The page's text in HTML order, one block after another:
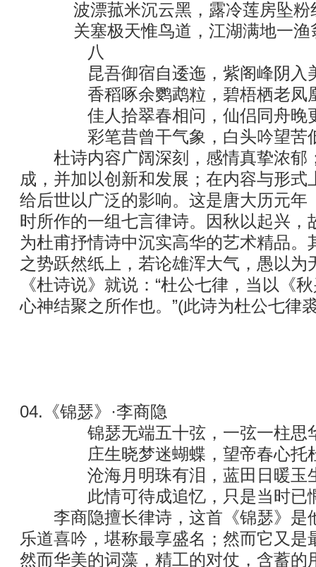
波漂菰米沉云黑，露冷莲房
关塞极天惟鸟道，江湖满地一渔
八
昆吾御宿自逶迤，紫阁峰阴入
香稻啄余鹦鹉粒，碧梧栖老凤
佳人拾翠春相问，仙侣同舟晚
彩笔昔曾干气象，白头吟望苦
杜诗内容广阔深刻，感情真挚浓郁
成，并加以创新和发展；在内容与形式
给后世以广泛的影响。这是唐大历元年
时所作的一组七言律诗。因秋以起兴，
为杜甫抒情诗中沉实高华的艺术精品。
之势跃然纸上，若论雄浑大气，愚以为
《杜诗说》就说：“杜公七律，当以《
心神结聚之所作也。”(此诗为杜公
04.《锦瑟》·李商隐
锦瑟无端五十弦，一弦一柱思
庄生晓梦迷蝴蝶，望帝春心托
沧海月明珠有泪，蓝田日暖玉
此情可待成追忆，只是当时已
李商隐擅长律诗，这首《锦瑟》是
乐道喜吟，堪称最享盛名；然而它又是
然而华美的词藻，精工的对仗，含蓄的